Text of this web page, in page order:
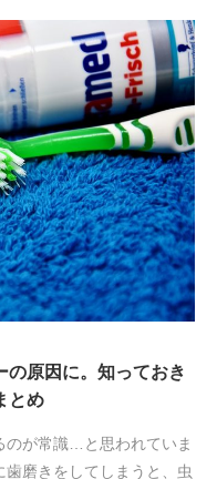
の原因に。知っておき
とめ
のが常識…と思われていま
磨きをしてしまうと、虫